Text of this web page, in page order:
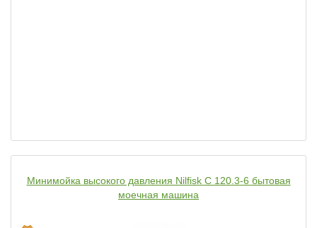
Минимойка высокого давления Nilfisk C 120.3-6 бытовая
моечная машина